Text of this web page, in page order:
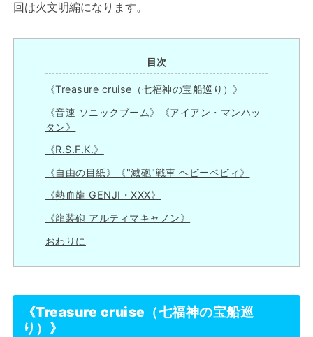
回は火文明編になります。
目次
《Treasure cruise（七福神の宝船巡り）》
《音速 ソニックブーム》《アイアン・マンハッ
タン》
《R.S.F.K.》
《自由の目紙》《"滅砲"戦車 ヘビーベビィ》
《熱血龍 GENJI・XXX》
《龍装砲 アルティマキャノン》
おわりに
《Treasure cruise（七福神の宝船巡
り） 》